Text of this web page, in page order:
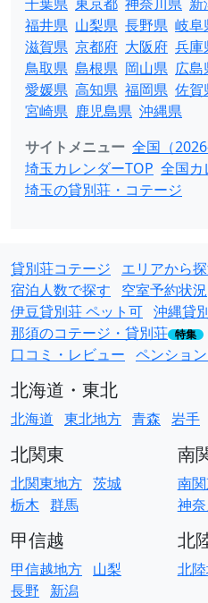
福井県 山梨県 長野県 岐阜
滋賀県 京都府 大阪府 兵庫
鳥取県 島根県 岡山県 広島
愛媛県 高知県 福岡県 佐賀
宮崎県 鹿児島県 沖縄県
サイトメニュー 全国（
埼玉カレンダーTOP 全国カ
埼玉の貸別荘・コテージ
貸別荘コテージ エリアから
宿泊人数で探す
空室予約状況
伊豆貸別荘 ペット可 沖縄貸
那須のコテージ・貸別荘 特集
口コミ・レビュー ペンショ
北海道・東北
北海道 東北地方 青森 岩手
北関東
北関東地方 茨城
栃木 群馬
南
南
神
甲信越
甲信越地方 山梨
長野
新潟
北
北